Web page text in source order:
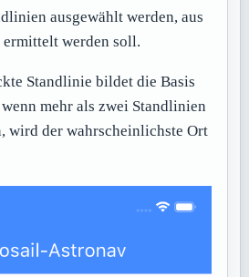
ausgewählt werden, aus
ermittelt werden soll.
Standlinie bildet die Basis
mehr als zwei Standlinien
wird der wahrscheinlichste Ort